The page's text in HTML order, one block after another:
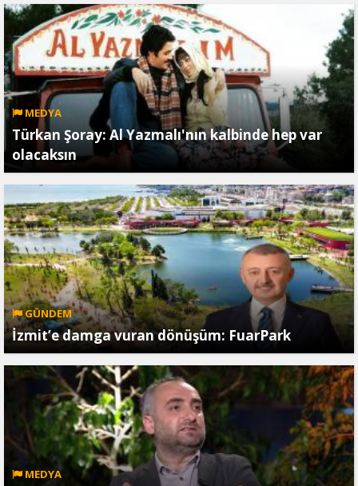
MEDYA
Türkan Şoray: Al Yazmalı'nın kalbinde hep var
olacaksın
GÜNDEM
İzmit’e damga vuran dönüşüm: FuarPark
MEDYA